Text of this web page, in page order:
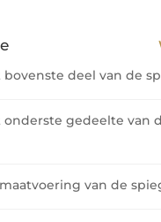
deel van de
onderste gedeelte van
van de